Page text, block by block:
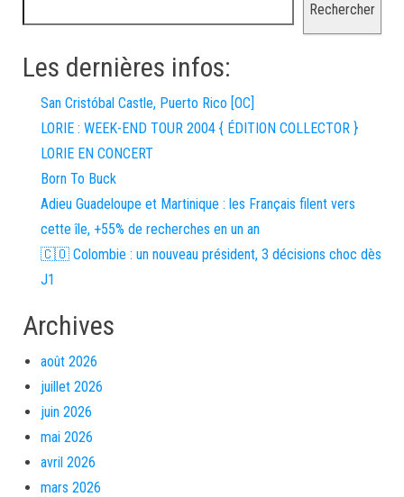
Rechercher
Les dernières infos:
San Cristóbal Castle, Puerto Rico [OC]
LORIE : WEEK-END TOUR 2004 { ÉDITION COLLECTOR }
LORIE EN CONCERT
Born To Buck
Adieu Guadeloupe et Martinique : les Français filent vers
cette île, +55% de recherches en un an
🇨🇴 Colombie : un nouveau président, 3 décisions choc dès
J1
Archives
août 2026
juillet 2026
juin 2026
mai 2026
avril 2026
mars 2026